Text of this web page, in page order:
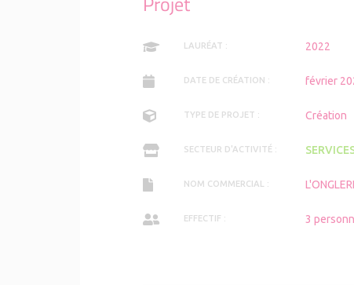
LAURÉAT : 2022
DATE DE CRÉATION : février
TYPE DE PROJET : Création
SECTEUR D'ACTIVITÉ :
NOM COMMERCIAL :
EFFECTIF : 3